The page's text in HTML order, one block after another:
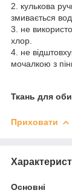
2. кулькова
змивається
3. не
хлор.
4. не
мочалкою з
Ткань для
Приховати
Основні